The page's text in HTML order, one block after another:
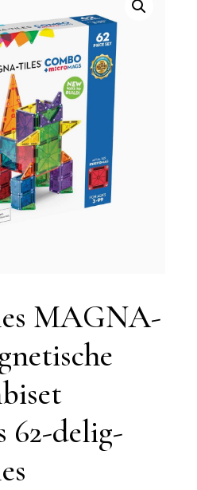
MAGNA-
62-delig-